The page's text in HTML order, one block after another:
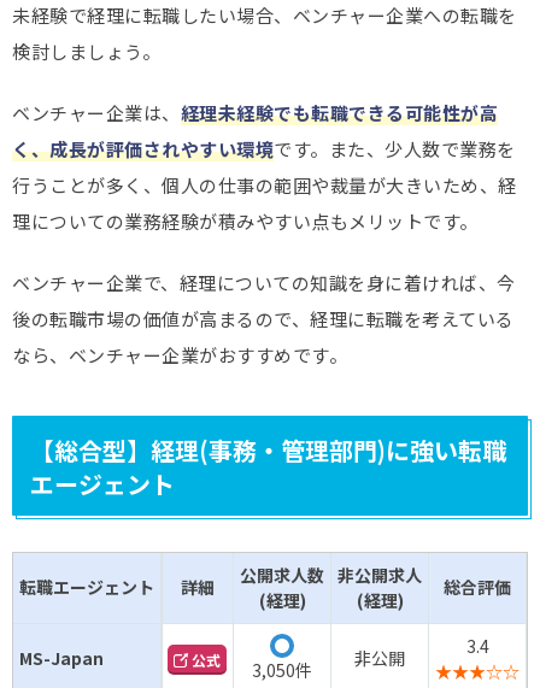
未経験で経理に転職したい場合、ベンチャー企業への転職を
検討しましょう。
ベンチャー企業は、 経理未経験でも転職できる可能性が高
く、成長が評価されやすい環境です。また、少人数で業務を
行うことが多く、個人の仕事の範囲や裁量が大きいため、経
理についての業務経験が積みやすい点もメリットです。
ベンチャー企業で、経理についての知識を身に着ければ、今
後の転職市場の価値が高まるので、経理に転職を考えている
なら、ベンチャー企業がおすすめです。
【総合型】経理(事務・管理部門)に強い転職
エージェント
転職エージェント 詳細
公開求人数
(経理)
非公開求人
(経理)
総合評価
MS-Japan 公式
3,050件
非公開
3.4
★★★☆☆